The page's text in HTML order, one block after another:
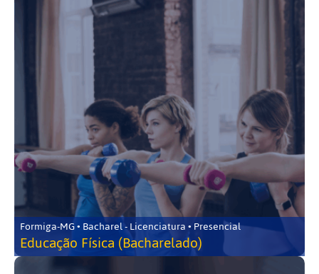
Formiga-MG • Bacharel - Licenciatura • Presencial
Educação Física (Bacharelado)